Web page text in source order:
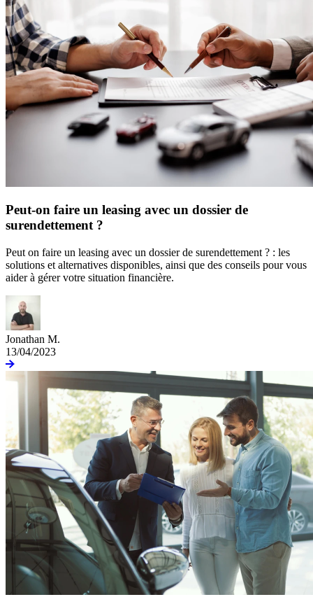
Peut-on faire un leasing avec un dossier de
surendettement ?
Peut on faire un leasing avec un dossier de surendettement ? : les
solutions et alternatives disponibles, ainsi que des conseils pour vous
aider à gérer votre situation financière.
Jonathan M.
13/04/2023